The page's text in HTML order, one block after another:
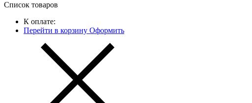
Список товаров
К оплате:
Перейти в корзину Оформить